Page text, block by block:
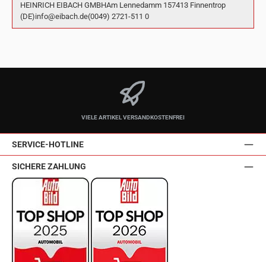
HEINRICH EIBACH GMBHAm Lennedamm 157413 Finnentrop
(DE)info@eibach.de(0049) 2721-511 0
VIELE ARTIKEL VERSANDKOSTENFREI
SERVICE-HOTLINE
SICHERE ZAHLUNG